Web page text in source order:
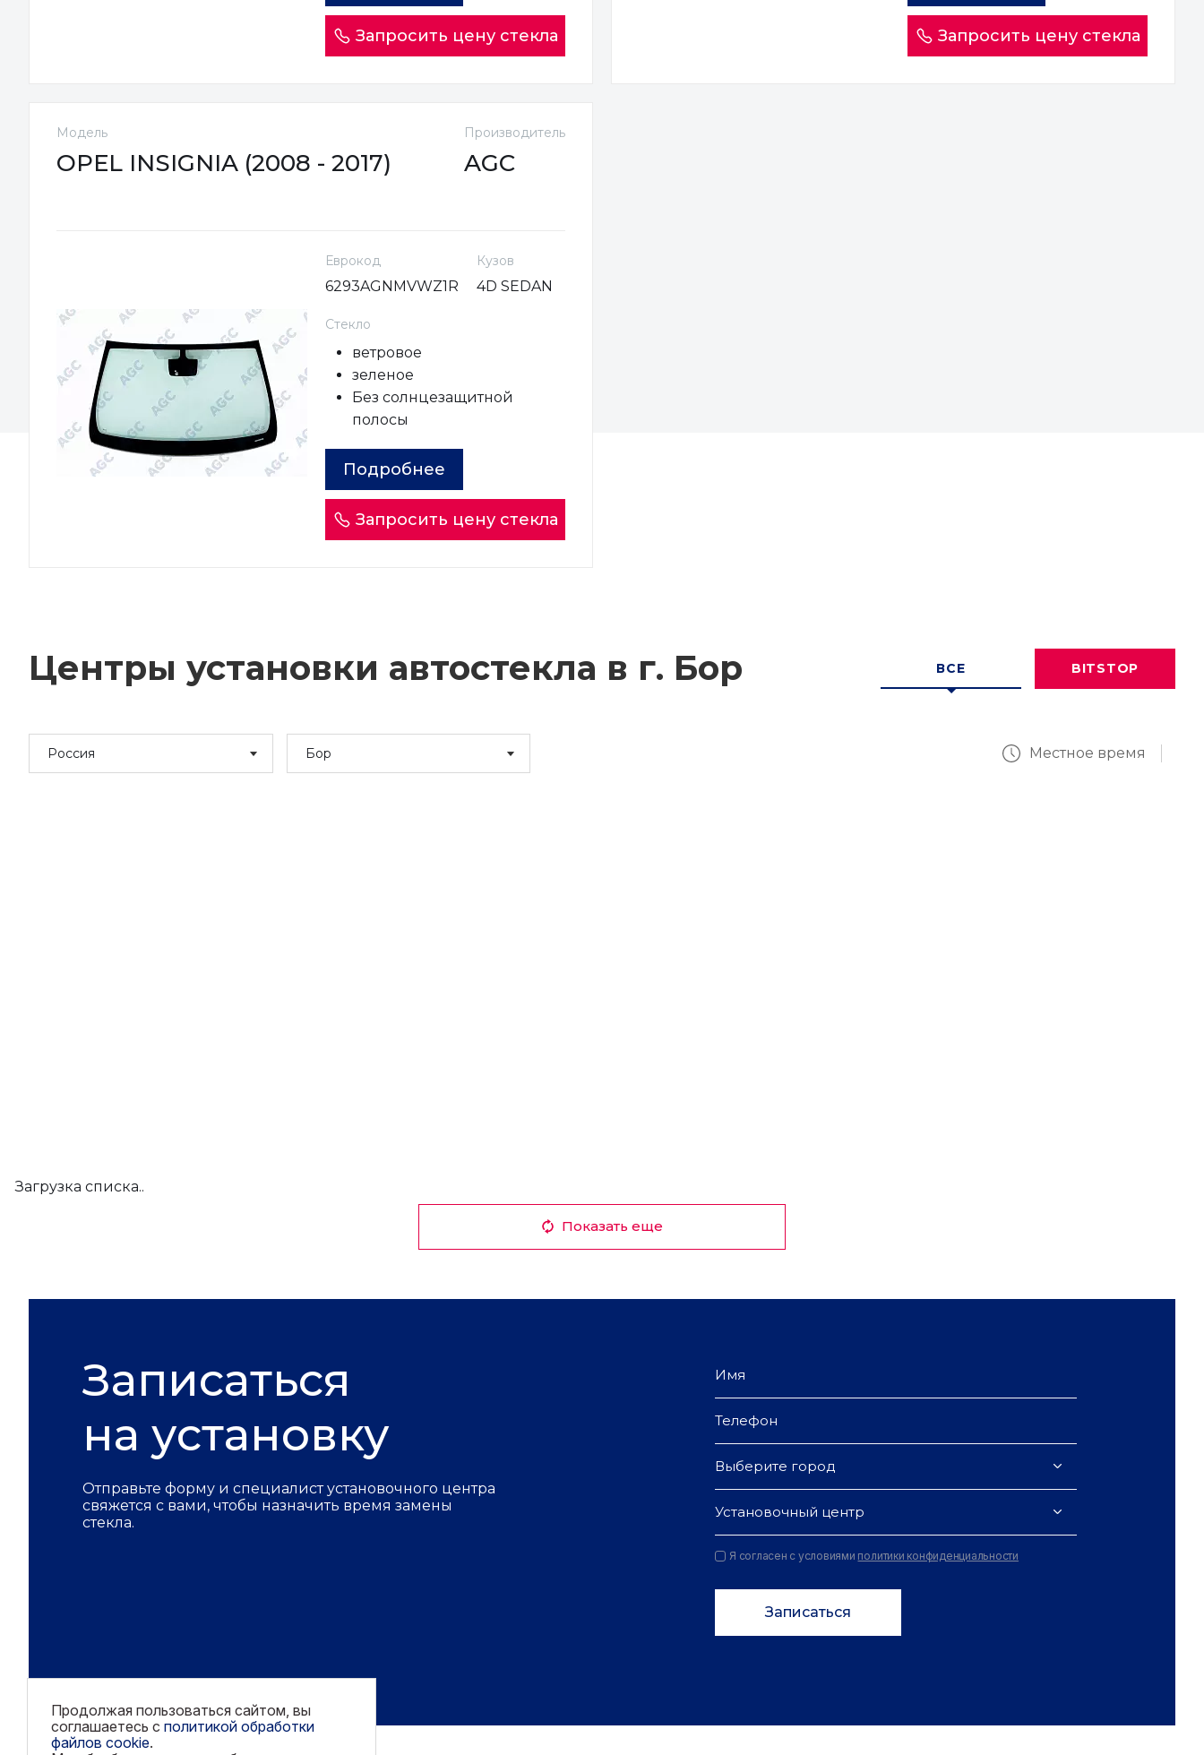
Запросить цену стекла Запросить цену стекла
Модель
OPEL INSIGNIA (2008 - 2017)
Производитель
AGC
Еврокод
6293AGNMVWZ1R
Кузов
4D SEDAN
Стекло
ветровое
зеленое
Без солнцезащитной
полосы
Подробнее
Запросить цену стекла
Центры установки автостекла в г. Бор ВСЕ BITSTOP
Россия Бор Местное время
Загрузка списка..
Показать еще
Записаться
на установку
Отправьте форму и специалист установочного центра
свяжется с вами, чтобы назначить время замены
стекла.
Выберите город
Установочный центр
Я согласен с условиями политики конфиденциальности
Записаться
Продолжая пользоваться сайтом, вы
соглашаетесь с политикой обработки
файлов cookie.